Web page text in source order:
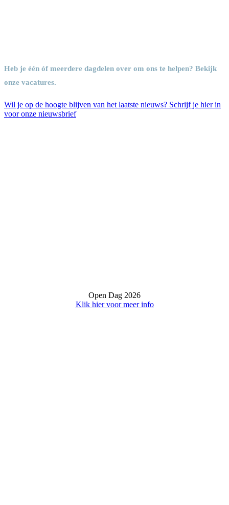
Heb je één óf meerdere dagdelen over om ons te helpen? Bekijk
onze vacatures.
Wil je op de hoogte blijven van het laatste nieuws? Schrijf je hier in
voor onze nieuwsbrief
Open Dag 2026
Klik hier voor meer info